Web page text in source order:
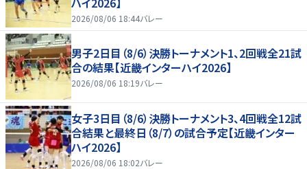
2026/08/06 18:44バレー
男子2日目（8/6）決勝トーナメント1、2回戦全21試
合の結果【近畿インターハイ2026】
2026/08/06 18:19バレー
女子3日目（8/6）決勝トーナメント3、4回戦全12試
合結果と最終日（8/7）の試合予定【近畿インター
ハイ2026】
2026/08/06 18:02バレー